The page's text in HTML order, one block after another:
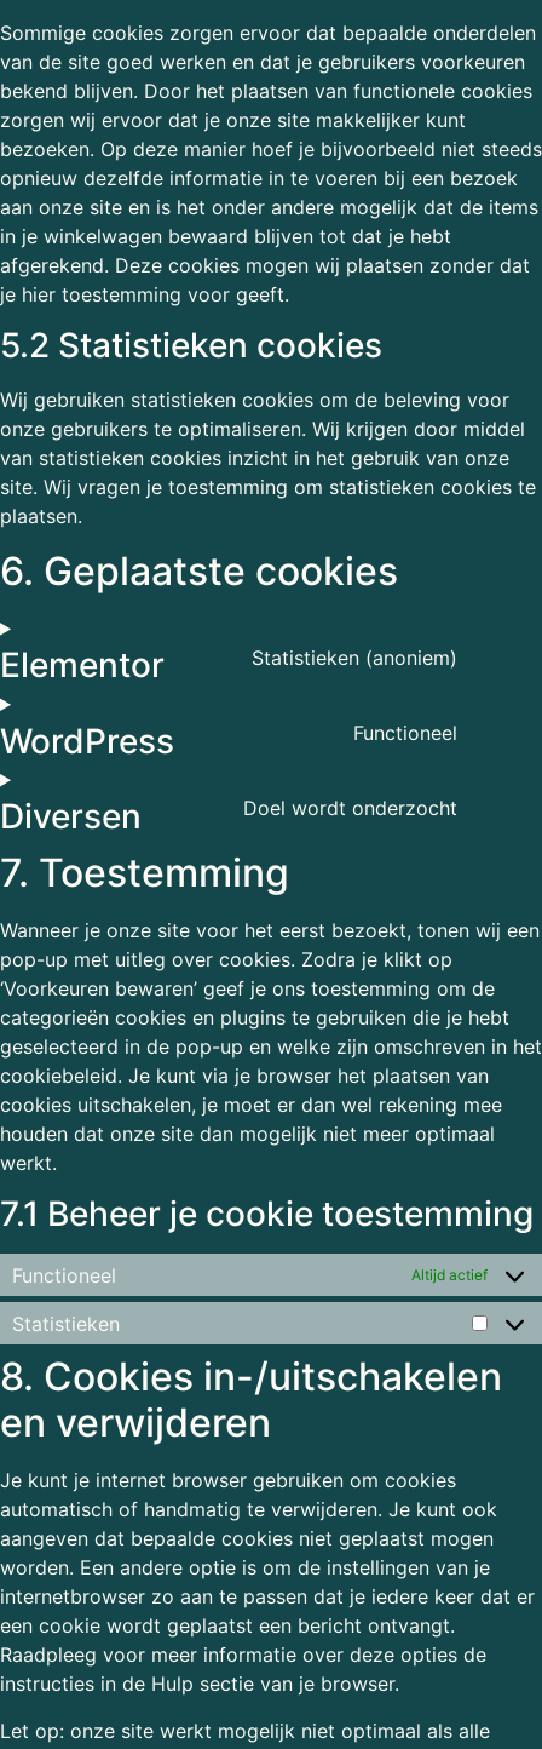
Sommige cookies zorgen ervoor dat bepaalde onderdelen
van de site goed werken en dat je gebruikers voorkeuren
bekend blijven. Door het plaatsen van functionele cookies
zorgen wij ervoor dat je onze site makkelijker kunt
bezoeken. Op deze manier hoef je bijvoorbeeld niet steeds
opnieuw dezelfde informatie in te voeren bij een bezoek
aan onze site en is het onder andere mogelijk dat de items
in je winkelwagen bewaard blijven tot dat je hebt
afgerekend. Deze cookies mogen wij plaatsen zonder dat
je hier toestemming voor geeft.
5.2 Statistieken cookies
Wij gebruiken statistieken cookies om de beleving voor
onze gebruikers te optimaliseren. Wij krijgen door middel
van statistieken cookies inzicht in het gebruik van onze
site. Wij vragen je toestemming om statistieken cookies te
plaatsen.
6. Geplaatste cookies
Elementor Statistieken (anoniem)
WordPress Functioneel
Diversen Doel wordt onderzocht
7. Toestemming
Wanneer je onze site voor het eerst bezoekt, tonen wij een
pop-up met uitleg over cookies. Zodra je klikt op
‘Voorkeuren bewaren’ geef je ons toestemming om de
categorieën cookies en plugins te gebruiken die je hebt
geselecteerd in de pop-up en welke zijn omschreven in het
cookiebeleid. Je kunt via je browser het plaatsen van
cookies uitschakelen, je moet er dan wel rekening mee
houden dat onze site dan mogelijk niet meer optimaal
werkt.
7.1 Beheer je cookie toestemming
Functioneel Altijd actief
Statistieken
8. Cookies in-/uitschakelen
en verwijderen
Je kunt je internet browser gebruiken om cookies
automatisch of handmatig te verwijderen. Je kunt ook
aangeven dat bepaalde cookies niet geplaatst mogen
worden. Een andere optie is om de instellingen van je
internetbrowser zo aan te passen dat je iedere keer dat er
een cookie wordt geplaatst een bericht ontvangt.
Raadpleeg voor meer informatie over deze opties de
instructies in de Hulp sectie van je browser.
Let op: onze site werkt mogelijk niet optimaal als alle